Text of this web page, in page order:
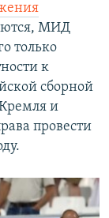
МИД
только
к
сборной
и
провести